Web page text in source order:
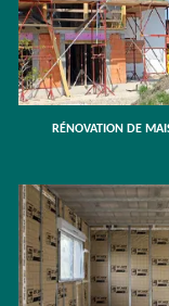
RÉNOVATION DE